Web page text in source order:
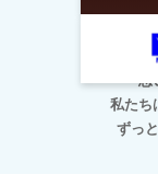
30
思
私たち
ずっ